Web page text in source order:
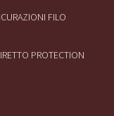
FILO
PROTECTION